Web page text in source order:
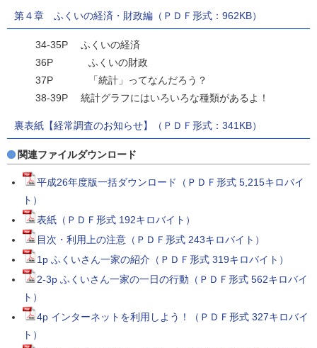
第４章 ふくいの経済・財政編（ＰＤＦ形式：962KB）
34-35P ふくいの経済
36P ふくいの財政
37P 「統計」ってなんだろう？
38-39P 統計グラフにはいろいろな種類があるよ！
裏表紙【経常調査のお知らせ】（ＰＤＦ形式：341KB）
関連ファイルダウンロード
平成26年度版一括ダウンロード（ＰＤＦ形式 5,215キロバイ
ト）
表紙（ＰＤＦ形式 192キロバイト）
目次・利用上の注意（ＰＤＦ形式 243キロバイト）
1p ふくいさん一家の紹介（ＰＤＦ形式 319キロバイト）
2-3p ふくいさん一家の一日の行動（ＰＤＦ形式 562キロバイ
ト）
4p インターネットを利用しよう！（ＰＤＦ形式 327キロバイ
ト）